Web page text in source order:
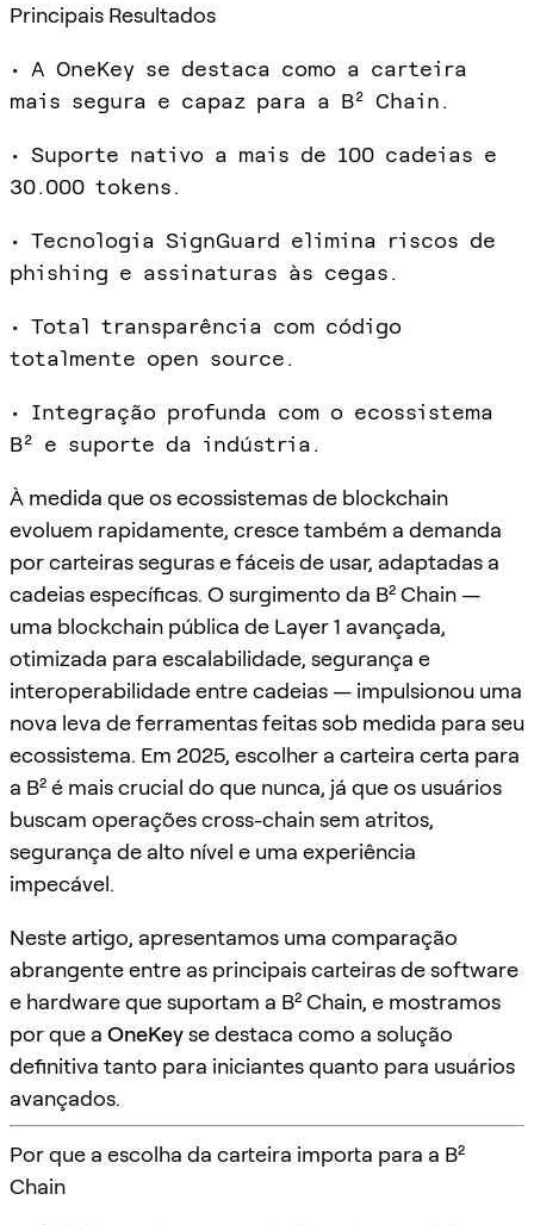
Principais Resultados
• A OneKey se destaca como a carteira
mais segura e capaz para a B² Chain.
• Suporte nativo a mais de 100 cadeias e
30.000 tokens.
• Tecnologia SignGuard elimina riscos de
phishing e assinaturas às cegas.
• Total transparência com código
totalmente open source.
• Integração profunda com o ecossistema
B² e suporte da indústria.
À medida que os ecossistemas de blockchain
evoluem rapidamente, cresce também a demanda
por carteiras seguras e fáceis de usar, adaptadas a
cadeias específicas. O surgimento da B² Chain —
uma blockchain pública de Layer 1 avançada,
otimizada para escalabilidade, segurança e
interoperabilidade entre cadeias — impulsionou uma
nova leva de ferramentas feitas sob medida para seu
ecossistema. Em 2025, escolher a carteira certa para
a B² é mais crucial do que nunca, já que os usuários
buscam operações cross-chain sem atritos,
segurança de alto nível e uma experiência
impecável.
Neste artigo, apresentamos uma comparação
abrangente entre as principais carteiras de software
e hardware que suportam a B² Chain, e mostramos
por que a OneKeyse destaca como a solução
definitiva tanto para iniciantes quanto para usuários
avançados.
Por que a escolha da carteira importa para a B²
Chain